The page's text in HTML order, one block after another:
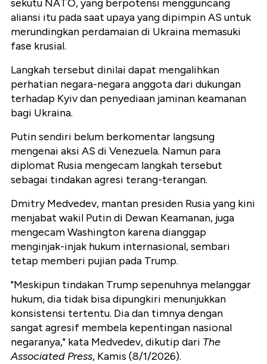
sekutu NATO, yang berpotensi mengguncang
aliansi itu pada saat upaya yang dipimpin AS untuk
merundingkan perdamaian di Ukraina memasuki
fase krusial.
Langkah tersebut dinilai dapat mengalihkan
perhatian negara-negara anggota dari dukungan
terhadap Kyiv dan penyediaan jaminan keamanan
bagi Ukraina.
Putin sendiri belum berkomentar langsung
mengenai aksi AS di Venezuela. Namun para
diplomat Rusia mengecam langkah tersebut
sebagai tindakan agresi terang-terangan.
Dmitry Medvedev, mantan presiden Rusia yang kini
menjabat wakil Putin di Dewan Keamanan, juga
mengecam Washington karena dianggap
menginjak-injak hukum internasional, sembari
tetap memberi pujian pada Trump.
"Meskipun tindakan Trump sepenuhnya melanggar
hukum, dia tidak bisa dipungkiri menunjukkan
konsistensi tertentu. Dia dan timnya dengan
sangat agresif membela kepentingan nasional
negaranya," kata Medvedev, dikutip dari The
Associated Press, Kamis (8/1/2026).